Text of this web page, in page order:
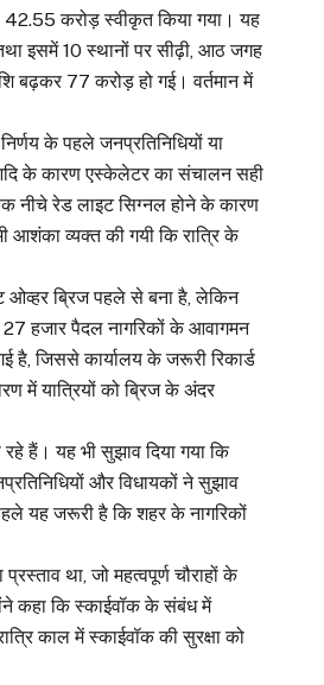
42.55 करोड़ स्वीकृत किया गया। यह
इसमें 10 स्थानों पर सीढ़ी, आठ जगह
बढ़कर 77 करोड़ हो गई। वर्तमान में
के पहले जनप्रतिनिधियों या
आदि के कारण एस्केलेटर का संचालन सही
नीचे रेड लाइट सिग्नल होने के कारण
आशंका व्यक्त की गयी कि रात्रि के
ओव्हर ब्रिज पहले से बना है, लेकिन
हजार पैदल नागरिकों के आवागमन
है, जिससे कार्यालय के जरूरी रिकार्ड
में यात्रियों को ब्रिज के अंदर
हैं। यह भी सुझाव दिया गया कि
और विधायकों ने सुझाव
यह जरूरी है कि शहर के नागरिकों
था, जो महत्वपूर्ण चौराहों के
कहा कि स्काईवॉक के संबंध में
काल में स्काईवॉक की सुरक्षा को